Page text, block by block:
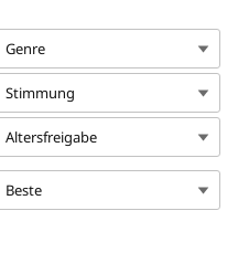
Genre
Stimmung
Altersfreigabe
Beste